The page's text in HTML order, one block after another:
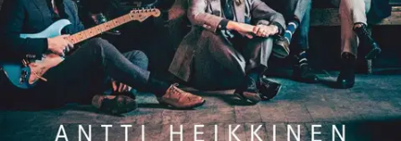
Näytä lisää tuotekuvausta
Ominaisuudet